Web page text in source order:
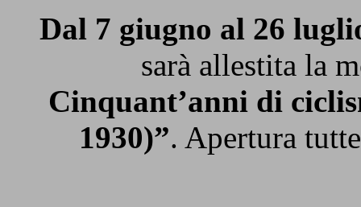
Dal 7 giugno al 26
sarà allestita la
Cinquant’anni di
1930)”. Apertura